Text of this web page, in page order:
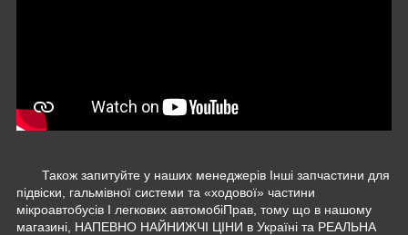
Також запитуйте у наших менеджерів Інші запчастини для
підвіски, гальмівної системи та «ходової» частини
мікроавтобусів І легкових автомобіПрав, тому що в нашому
магазині, НАПЕВНО НАЙНИЖЧІ ЦІНИ в Україні та РЕАЛЬНА